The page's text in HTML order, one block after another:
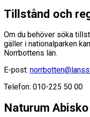
Tillstånd och
Om du behöver söka
gäller i nationalparken
Norrbottens län.
E-post:
Telefon: 010-225 50 00
Naturum Abisko